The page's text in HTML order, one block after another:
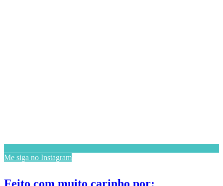
Me siga no Instagram